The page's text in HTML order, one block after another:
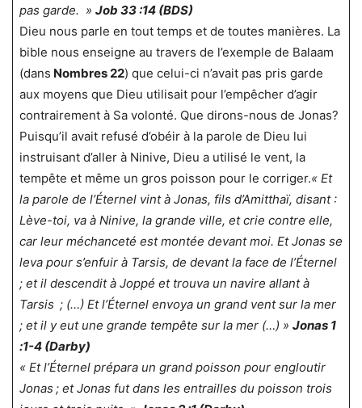
pas garde. » Job 33 :14 (BDS)
Dieu nous parle en tout temps et de toutes manières. La
bible nous enseigne au travers de l’exemple de Balaam
(dans Nombres 22) que celui-ci n’avait pas pris garde
aux moyens que Dieu utilisait pour l’empêcher d’agir
contrairement à Sa volonté. Que dirons-nous de Jonas?
Puisqu’il avait refusé d’obéir à la parole de Dieu lui
instruisant d’aller à Ninive, Dieu a utilisé le vent, la
tempête et même un gros poisson pour le corriger.« Et
la parole de l’Éternel vint à Jonas, fils d’Amitthaï, disant :
Lève-toi, va à Ninive, la grande ville, et crie contre elle,
car leur méchanceté est montée devant moi. Et Jonas se
leva pour s’enfuir à Tarsis, de devant la face de l’Éternel
; et il descendit à Joppé et trouva un navire allant à
Tarsis ; (…) Et l’Éternel envoya un grand vent sur la mer
; et il y eut une grande tempête sur la mer (…) » Jonas 1
:1-4 (Darby)
« Et l’Éternel prépara un grand poisson pour engloutir
Jonas ; et Jonas fut dans les entrailles du poisson trois